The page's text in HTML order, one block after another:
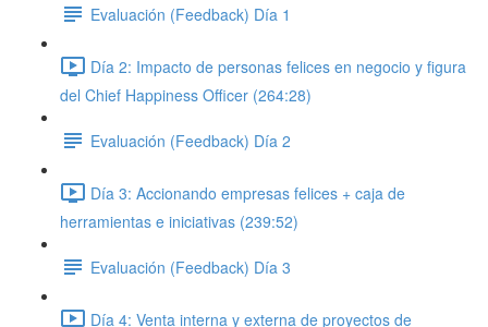
Evaluación (Feedback) Día 1
Día 2: Impacto de personas felices en negocio y figura
del Chief Happiness Officer (264:28)
Evaluación (Feedback) Día 2
Día 3: Accionando empresas felices + caja de
herramientas e iniciativas (239:52)
Evaluación (Feedback) Día 3
Día 4: Venta interna y externa de proyectos de